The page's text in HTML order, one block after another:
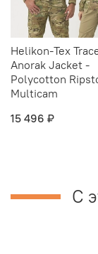
Helikon-Tex
Anorak Jacket -
Polycotton
Multicam
15 496 ₽
С